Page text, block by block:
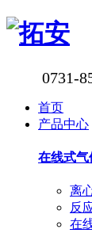
0731-
首页
产品中心
在线式气
离
反
在